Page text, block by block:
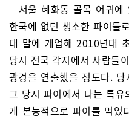
서울 혜화동 골목 어귀에
한국에 없던 생소한 파이들
대 말에 개업해 2010년대
당시 전국 각지에서 사람들
광경을 연출했을 정도다.
그 당시 파이에서 나는 특
게 본능적으로 파이를 먹었